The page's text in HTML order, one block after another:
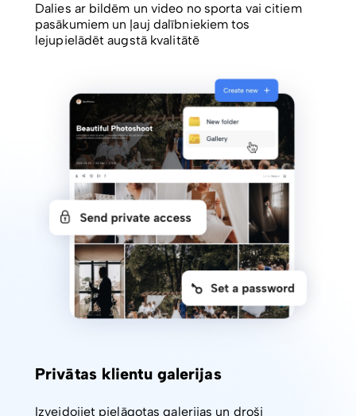
Dalies ar bildēm un video no sporta vai citiem
pasākumiem un ļauj dalībniekiem tos
lejupielādēt augstā kvalitātē
Privātas klientu galerijas
Izveidojiet pielāgotas galerijas un droši